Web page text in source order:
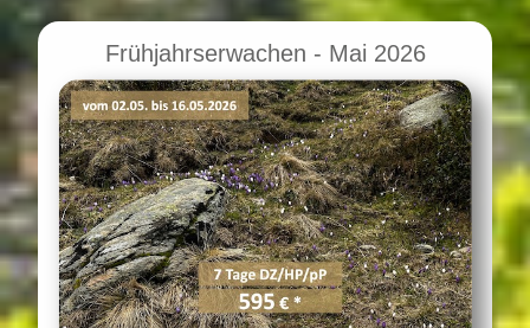
Frühjahrserwachen - Mai 2026